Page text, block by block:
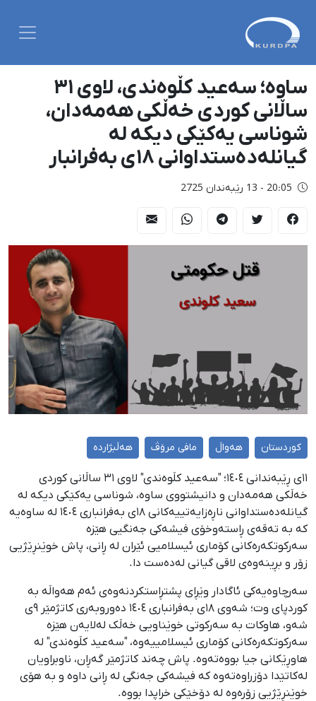
ساوە؛ سەعید کڵوەندی، لاوی ٣١
ساڵانی کوردی خەڵكی هەمەدان،
شوناسی یەکێکی دیکە لە
گیانلەدەستداوانی ١٨ی بەفرانبار
20:05 - 13 رێبەندان 2725
کوردستان هەواڵ مافی مرۆڤ هەڵبژاردە
١١ی ڕێبەندانی ١٤٠٤؛ "سەعید کڵوەندی" لاوی ٣١ ساڵانی کوردی
خەڵكی هەمەدان و دانیشتووی ساوە، شوناسی یەکێکی دیکە لە
گیانلەدەستداوانی ناڕەزایەتییەکانی ١٨ی بەفرانباری ١٤٠٤ لە ساوەیە
کە بە تەقەی ڕاستەوخۆی فیشەکی جەنگیی هێزە
سەرکوتکەرەکانی کۆماری ئیسلامیی ئێران لە ڕانی، پاش خوێنڕێژیی
زۆر و بڕینەوەی لاقی گیانی لەدەست دا.
سەرچاوەیەکی ئاگادار وێڕای پشتڕاستکردنەوەی ئەم هەواڵە بە
کوردپای وت؛ شەوی ١٨ی بەفرانباری ١٤٠٤ دەوروبەری کاتژمێر ٩ی
شەو، هاوکات بە سەرکوتی خوێناویی خەڵک لەلایەن هێزە
سەرکوتکەرەکانی کۆماری ئیسلامییەوە، "سەعید کڵوەندی" لە
هاوڕێکانی جیا بووەتەوە. پاش چەند کاتژمێر گەڕان، ناوبراویان
لەکاتێدا دۆزراوەتەوە کە فیشەکی جەنگی لە ڕانی داوە و بە هۆی
خوێنڕێژیی زۆرەوە لە دۆخێکی خراپدا بووە.